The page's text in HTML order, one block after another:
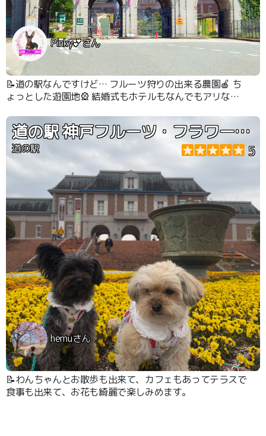
Pinky💕さん
📝道の駅なんですけど… フルーツ狩りの出来る農園🍎 ち
ょっとした遊園地🎡 結婚式もホテルもなんでもアリなテ
道の駅 神戸フルーツ・フラワーパーク大沢
道の駅 5
hemuさん
📝わんちゃんとお散歩も出来て、カフェもあってテラスで
食事も出来て、お花も綺麗で楽しみめます。